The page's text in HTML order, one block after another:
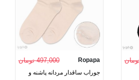
Ropapa 497,000 تومان
جوراب ساقدار مردانه پاشنه و